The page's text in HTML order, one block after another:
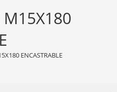
M15X180
ENCASTRABLE